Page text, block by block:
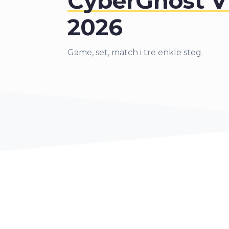
2026
Game, set, match i tre enkle steg.
7
8